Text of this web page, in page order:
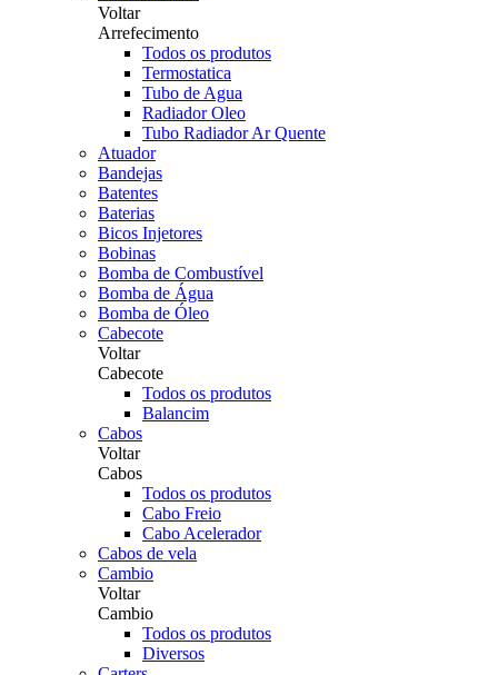
Voltar
Arrefecimento
Todos os produtos
Termostatica
Tubo de Agua
Radiador Oleo
Tubo Radiador Ar Quente
Atuador
Bandejas
Batentes
Baterias
Bicos Injetores
Bobinas
Bomba de Combustível
Bomba de Água
Bomba de Óleo
Cabecote
Voltar
Cabecote
Todos os produtos
Balancim
Cabos
Voltar
Cabos
Todos os produtos
Cabo Freio
Cabo Acelerador
Cabos de vela
Cambio
Voltar
Cambio
Todos os produtos
Diversos